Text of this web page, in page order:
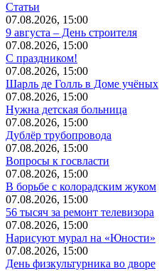
Статьи
07.08.2026, 15:00
9 августа – День строителя
07.08.2026, 15:00
С праздником!
07.08.2026, 15:00
Шарль де Голль в Доме учёных
07.08.2026, 15:00
Нужна детская больница
07.08.2026, 15:00
Дублёр трубопровода
07.08.2026, 15:00
Вопросы к госвласти
07.08.2026, 15:00
В борьбе с колорадским жуком
07.08.2026, 15:00
56 тысяч за ремонт телевизора
07.08.2026, 15:00
Нарисуют мурал на «Юности»
07.08.2026, 15:00
День физкультурника во дворе